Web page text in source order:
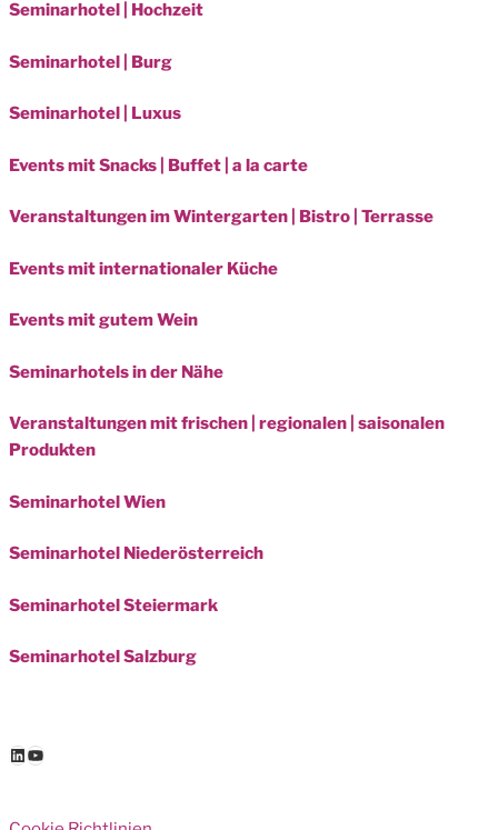
Seminarhotel | Hochzeit
Seminarhotel | Burg
Seminarhotel | Luxus
Events mit Snacks | Buffet | a la carte
Veranstaltungen im Wintergarten | Bistro | Terrasse
Events mit internationaler Küche
Events mit gutem Wein
Seminarhotels in der Nähe
Veranstaltungen mit frischen | regionalen | saisonalen
Produkten
Seminarhotel Wien
Seminarhotel Niederösterreich
Seminarhotel Steiermark
Seminarhotel Salzburg
LinkedIn
YouTube